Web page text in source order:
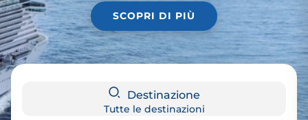
SCOPRI DI PIÙ
Destinazione
Tutte le destinazioni